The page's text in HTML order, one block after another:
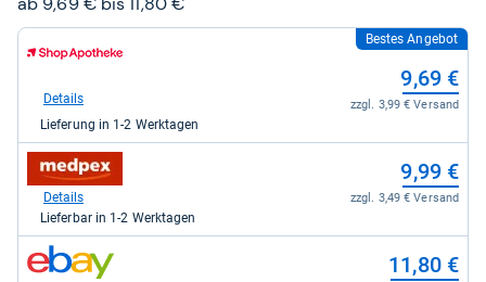
zum
Shop:
Shop
DE
für
9,69
kaufen.
Bestes Angebot
9,69 €
zzgl. 3,99 € Versand
Details
Lieferung in 1-2 Werktagen
zum
Shop:
medpex
9,99
kaufen.
9,99 €
zzgl. 3,49 € Versand
Details
Lieferbar in 1-2 Werktagen
zum
Shop:
11,80 €